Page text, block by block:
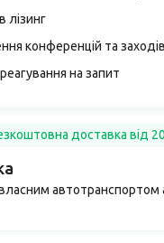
лізинг
конференцій та заходів
на запит
автотранспортом
доставка від